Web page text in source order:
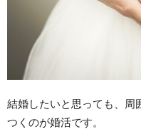
結婚したいと思っても、周
つくのが婚活です。